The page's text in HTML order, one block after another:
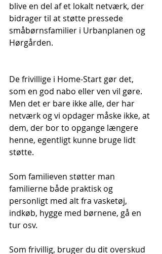
blive en del af et lokalt netværk, der
bidrager til at støtte pressede
småbørnsfamilier i Urbanplanen og
Hørgården.
De frivillige i Home-Start gør det,
som en god nabo eller ven vil gøre.
Men det er bare ikke alle, der har
netværk og vi opdager måske ikke, at
dem, der bor to opgange længere
henne, egentligt kunne bruge lidt
støtte.
Som familieven støtter man
familierne både praktisk og
personligt med alt fra vasketøj,
indkøb, hygge med børnene, gå en
tur osv.
Som frivillig, bruger du dit overskud